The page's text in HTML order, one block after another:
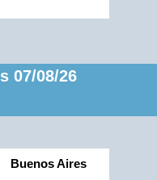
07/08/26
Buenos Aires